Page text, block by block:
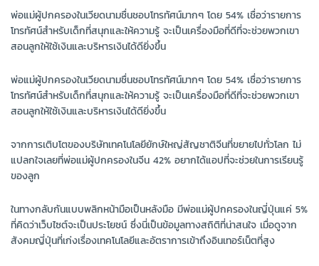
พ่อแม่ผู้ปกครองในเวียดนามชื่นชอบโทรทัศน์มากๆ โดย 54% เชื่อว่ารายการ
โทรทัศน์สำหรับเด็กที่สนุกและให้ความรู้ จะเป็นเครื่องมือที่ดีที่จะช่วยพวกเขา
สอนลูกให้ใช้เงินและบริหารเงินได้ดียิ่งขึ้น
พ่อแม่ผู้ปกครองในเวียดนามชื่นชอบโทรทัศน์มากๆ โดย 54% เชื่อว่ารายการ
โทรทัศน์สำหรับเด็กที่สนุกและให้ความรู้ จะเป็นเครื่องมือที่ดีที่จะช่วยพวกเขา
สอนลูกให้ใช้เงินและบริหารเงินได้ดียิ่งขึ้น
จากการเติบโตของบริษัทเทคโนโลยียักษ์ใหญ่สัญชาติจีนที่ขยายไปทั่วโลก ไม่
แปลกใจเลยที่พ่อแม่ผู้ปกครองในจีน 42% อยากได้แอปที่จะช่วยในการเรียนรู้
ของลูก
ในทางกลับกันแบบพลิกหน้ามือเป็นหลังมือ มีพ่อแม่ผู้ปกครองในญี่ปุ่นแค่ 5%
ที่คิดว่าเว็บไซต์จะเป็นประโยชน์ ซึ่งนี่เป็นข้อมูลทางสถิติที่น่าสนใจ เมื่อดูจาก
สังคมญี่ปุ่นที่เก่งเรื่องเทคโนโลยีและอัตราการเข้าถึงอินเทอร์เน็ตที่สูง